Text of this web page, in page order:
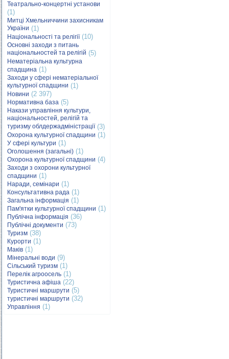
Театрально-концертні установи
(1)
Митці Хмельниччини захисникам
України (1)
Національності та релігії(10)
Основні заходи з питань
національностей та релігій (5)
Нематеріальна культурна
спадщина (1)
Заходи у сфері нематеріальної
культурної спадщини (1)
Новини (2 397)
Нормативна база (5)
Накази управління культури,
національностей, релігій та
туризму облдержадміністрації(3)
Охорона культурної спадщини (1)
У сфері культури (1)
Оголошення (загальні) (1)
Охорона культурної спадщини (4)
Заходи з охорони культурної
спадщини (1)
Наради, семінари (1)
Консультативна рада (1)
Загальна інформація (1)
Пам'ятки культурної спадщини (1)
Публічна інформація (36)
Публічні документи (73)
Туризм (38)
Курорти (1)
Маків (1)
Мінеральні води (9)
Сільський туризм (1)
Перелік агроосель (1)
Туристична афіша (22)
Туристичні маршрути (5)
туристичні маршрути (32)
Управління (1)